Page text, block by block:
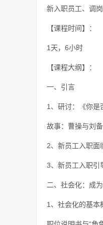
新入职员工、调
【课程时间】：
1天，6小时
【课程大纲】：
一、引言
1、研讨：《你
故事：曹操与刘
2、新员工入职
3、新员工入职
二、社会化：成
1、社会化的基本